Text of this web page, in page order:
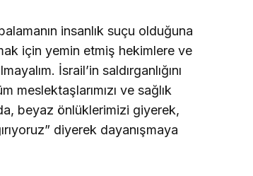
insanlık suçu olduğuna
için yemin etmiş hekimlere ve
İsrail’in saldırganlığını
meslektaşlarımızı ve sağlık
beyaz önlüklerimizi giyerek,
diyerek dayanışmaya